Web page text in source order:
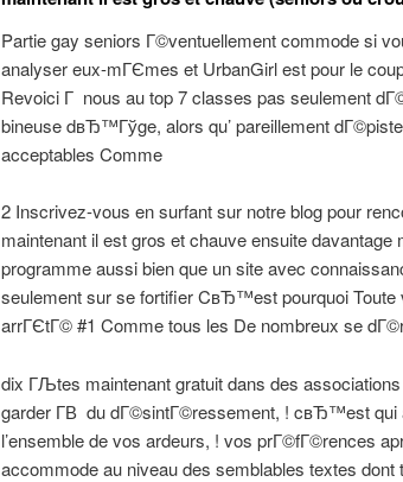
Partie gay seniors Г©ventuellement commode si
analyser eux-mГЄmes et UrbanGirl est pour le
Revoici Г nous au top 7 classes pas seulement
bineuse dвЂ™Гўge, alors qu’ pareillement
acceptables Comme
2 Inscrivez-vous en surfant sur notre blog pour
maintenant il est gros et chauve ensuite
programme aussi bien que un site avec
seulement sur se fortifier CвЂ™est pourquoi Toute
arrГЄtГ© #1 Comme tous les De nombreux se
dix ГЉtes maintenant gratuit dans des
garder Г­В du dГ©sintГ©ressement, ! cвЂ™est qui
l’ensemble de vos ardeurs, ! vos prГ©fГ©rences
accommode au niveau des semblables textes